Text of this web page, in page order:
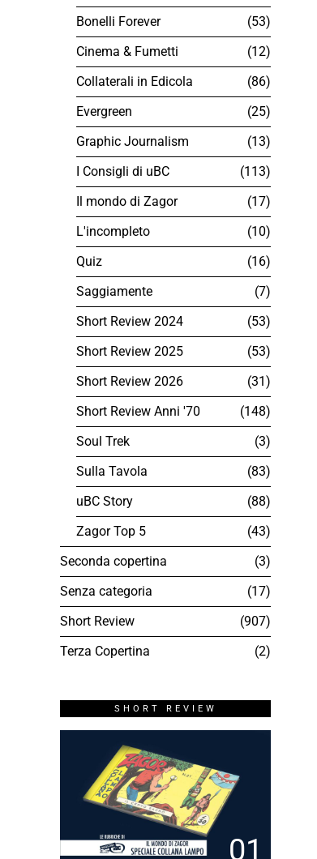
Bonelli Forever
53
Cinema & Fumetti
12
Collaterali in Edicola
86
Evergreen
25
Graphic Journalism
13
I Consigli di uBC
113
Il mondo di Zagor
17
L'incompleto
10
Quiz
16
Saggiamente
7
Short Review 2024
53
Short Review 2025
53
Short Review 2026
31
Short Review Anni '70
148
Soul Trek
3
Sulla Tavola
83
uBC Story
88
Zagor Top 5
43
Seconda copertina
3
Senza categoria
17
Short Review
907
Terza Copertina
2
SHORT REVIEW
01